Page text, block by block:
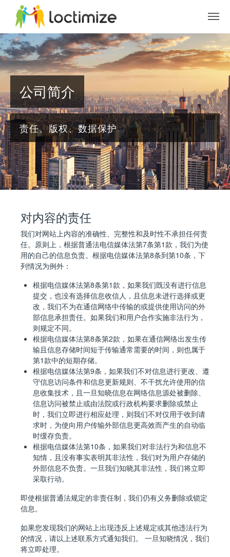
Skip to main content
公司简介
责任、版权、数据保护
对内容的责任
我们对网站上内容的准确性、完整性和及时性不承担任何责
任。原则上，根据普通法电信媒体法第7条第1款，我们为使
用的自己的信息负责。根据电信媒体法第8条到第10条，下
列情况为例外：
根据电信媒体法第8条第1款，如果我们既没有进行信息
提交，也没有选择信息收信人，且信息未进行选择或更
改，我们不为在通信网络中传输的或提供使用访问的外
部信息承担责任。如果我们和用户合作实施非法行为，
则规定不同。
根据电信媒体法第8条第2款，如果在通信网络出发生传
输且信息存储时间短于传输通常需要的时间，则也属于
第1款中的短期存储。
根据电信媒体法第9条，如果我们不对信息进行更改、遵
守信息访问条件和信息更新规则、不干扰允许使用的信
息收集技术，且一旦知晓信息在网络信息源处被删除、
信息访问被禁止或由法院或行政机构要求删除或禁止
时，我们立即进行相应处理，则我们不对仅用于收到请
求时，为使向用户传输外部信息更高效而产生的自动临
时缓存负责。
根据电信媒体法第10条，如果我们对非法行为和信息不
知情，且没有事实表明其非法性，我们对为用户存储的
外部信息不负责。一旦我们知晓其非法性，我们将立即
采取行动。
即使根据普通法规定的非责任制，我们仍有义务删除或锁定
信息。
如果您发现我们的网站上出现违反上述规定或其他违法行为
的情况，请以上述联系方式通知我们。 一旦知晓情况，我们
将立即处理。